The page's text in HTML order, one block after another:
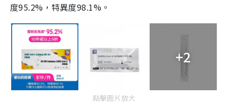
度95.2%，特異度98.1%。
+2
點擊圖片放大